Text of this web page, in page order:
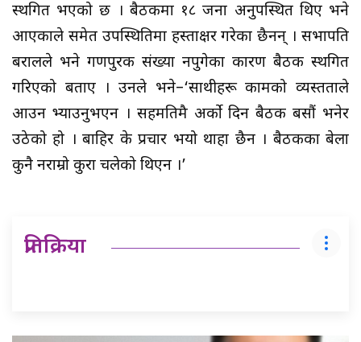
स्थगित भएको छ । बैठकमा १८ जना अनुपस्थित थिए भने
आएकाले समेत उपस्थितिमा हस्ताक्षर गरेका छैनन् । सभापति
बरालले भने गणपुरक संख्या नपुगेका कारण बैठक स्थगित
गरिएको बताए । उनले भने–‘साथीहरू कामको व्यस्तताले
आउन भ्याउनुभएन । सहमतिमै अर्को दिन बैठक बसौं भनेर
उठेको हो । बाहिर के प्रचार भयो थाहा छैन । बैठकका बेला
कुनै नराम्रो कुरा चलेको थिएन ।’
प्रतिक्रिया